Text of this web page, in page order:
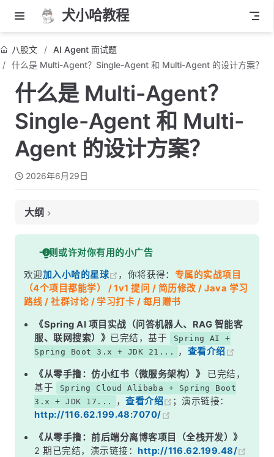
犬小哈教程
八股文
AI Agent 面试题
什么是 Multi-Agent？Single-Agent 和 Multi-Agent 的设计方案？
什么是 Multi-Agent？
Single-Agent 和 Multi-
Agent 的设计方案？
2026年6月29日
大纲
面试考察点
核心答案
深度解析
一、Single-Agent：单兵作战的经典架构
二、Multi-Agent：团队协作怎么搞
三、Single-Agent vs Multi-Agent：到底怎么选？
五、进阶：业界主流的 Multi-Agent 拓扑
六、生产环境的真实建议
常见面试变体
一则或许对你有用的小广告
欢迎加入小哈的星球 ，你将获得： 专属的实战项目
（4个项目都能学） / 1v1 提问 / 简历修改 / Java 学习
路线 / 社群讨论 / 学习打卡 / 每月赠书
《Spring AI 项目实战（问答机器人、RAG 智能客
服、联网搜索）》 已完结，基于
Spring AI +
Spring Boot 3.x + JDK 21...
， 查看介绍
《从零手撸：仿小红书（微服务架构）》
已完结，
基于
Spring Cloud Alibaba + Spring Boot
3.x + JDK 17...
，查看介绍
；演示链接：
http://116.62.199.48:7070/
《从零手撸：前后端分离博客项目（全栈开发）》
2 期已完结，演示链接：http://116.62.199.48/